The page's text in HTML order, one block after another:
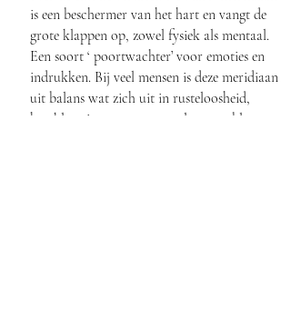
is een beschermer van het hart en vangt de
grote klappen op, zowel fysiek als mentaal.
Een soort ‘ poortwachter’ voor emoties en
indrukken. Bij veel mensen is deze meridiaan
uit balans wat zich uit in rusteloosheid,
hartkloppingen, angstgevoelens, problemen